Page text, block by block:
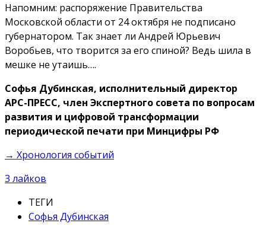
Напомним: распоряжение Правительства
Московской области от 24 октября не подписано
губернатором. Так знает ли Андрей Юрьевич
Воробьев, что творится за его спиной? Ведь шила в
мешке не утаишь….
Софья Дубинская, исполнительный директор
АРС-ПРЕСС, член Экспертного совета по вопросам
развития и цифровой трансформации
периодической печати при Минцифры РФ
→ Хронология событий
3 лайков
ТЕГИ
Софья Дубинская